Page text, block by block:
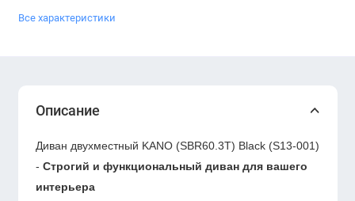
Все характеристики
Описание
Диван двухместный KANO (SBR60.3T) Black (S13-001)
- Строгий и функциональный диван для вашего
интерьера